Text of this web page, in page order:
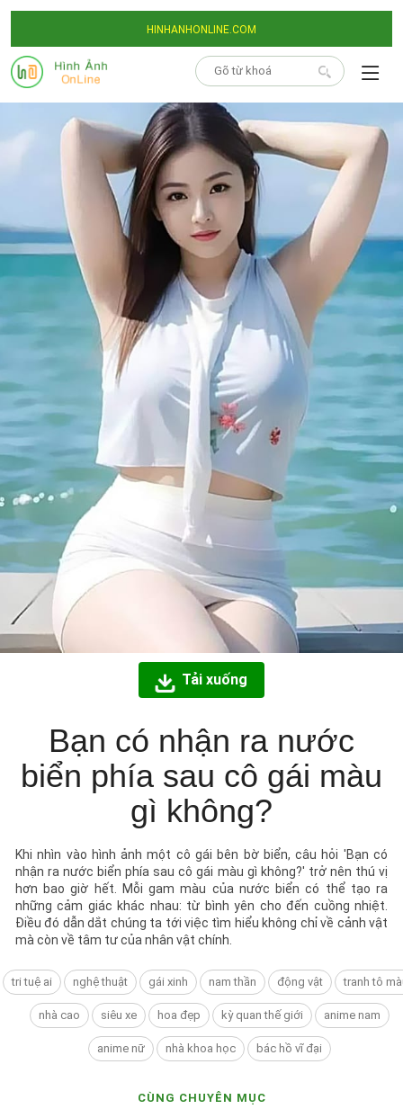
HINHANHONLINE.COM
Tải xuống
Bạn có nhận ra nước
biển phía sau cô gái màu
gì không?
Khi nhìn vào hình ảnh một cô gái bên bờ biển, câu hỏi 'Bạn có
nhận ra nước biển phía sau cô gái màu gì không?' trở nên thú vị
hơn bao giờ hết. Mỗi gam màu của nước biển có thể tạo ra
những cảm giác khác nhau: từ bình yên cho đến cuồng nhiệt.
Điều đó dẫn dắt chúng ta tới việc tìm hiểu không chỉ về cảnh vật
mà còn về tâm tư của nhân vật chính.
tri tuệ ai nghệ thuật gái xinh nam thần động vật tranh tô
nhà cao siêu xe hoa đẹp kỳ quan thế giới anime nam
anime nữ nhà khoa học bác hồ vĩ đại
CÙNG CHUYÊN MỤC